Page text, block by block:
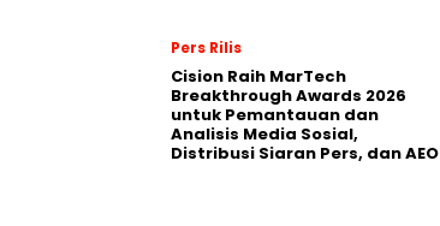
Pers Rilis
Cision Raih MarTech
Breakthrough Awards 2026
untuk Pemantauan dan
Analisis Media Sosial,
Distribusi Siaran Pers, dan AEO